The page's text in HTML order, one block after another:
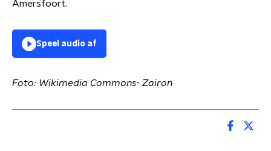
Amersfoort.
Speel audio af
Foto: Wikimedia Commons- Zairon